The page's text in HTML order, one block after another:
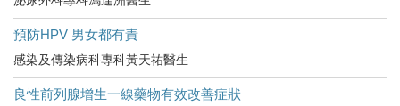
預防HPV 男女都有責
感染及傳染病科專科黃天祐醫生
良性前列腺增生一線藥物有效改善症狀